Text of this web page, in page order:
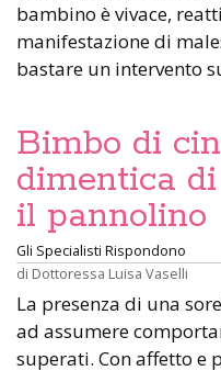
bambino è vivace,
manifestazione di
bastare un intervento
Bimbo di
dimentica
il pannolino
Gli Specialisti Rispondono
di Dottoressa Luisa Vaselli
La presenza di una
ad assumere
superati. Con affetto e